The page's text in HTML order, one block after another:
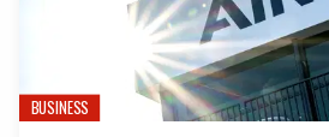
BUSINESS